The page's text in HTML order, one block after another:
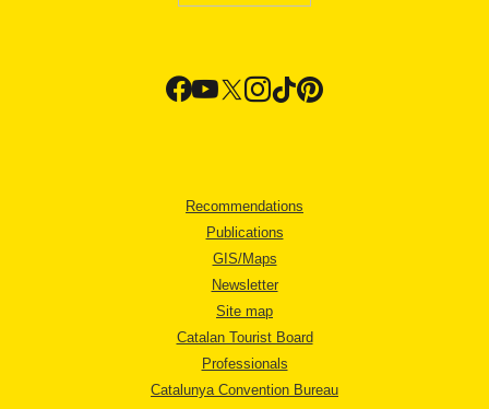
Recommendations
Publications
GIS/Maps
Newsletter
Site map
Catalan Tourist Board
Professionals
Catalunya Convention Bureau